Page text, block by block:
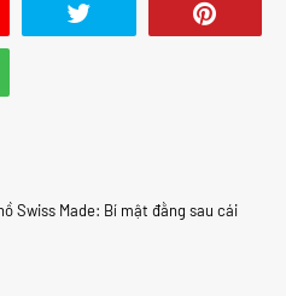
Swiss Made: Bí mật đằng sau cái